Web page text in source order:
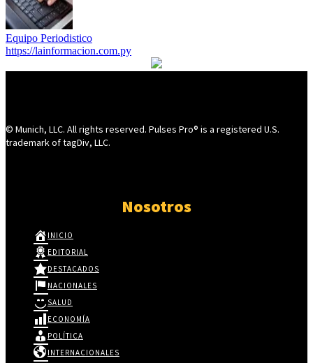
Equipo Periodistico
https://lainformacion.com.py
© Munich, LLC. All rights reserved. Pulses Pro® is a registered U.S.
trademark of tagDiv, LLC.
Nosotros
INICIO
EDITORIAL
DESTACADOS
NACIONALES
SALUD
ECONOMÍA
POLÍTICA
INTERNACIONALES